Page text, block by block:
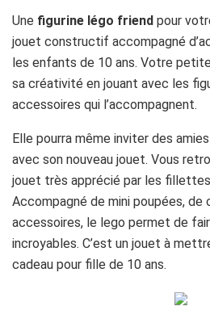
Une figurine légo friend pour
jouet constructif accompagné
les enfants de 10 ans. Votre
sa créativité en jouant avec les
accessoires qui l’accompagnent.
Elle pourra même inviter des
avec son nouveau jouet. Vous
jouet très apprécié par les
Accompagné de mini poupées, de
accessoires, le lego permet de
incroyables. C’est un jouet à
cadeau pour fille de 10 ans.